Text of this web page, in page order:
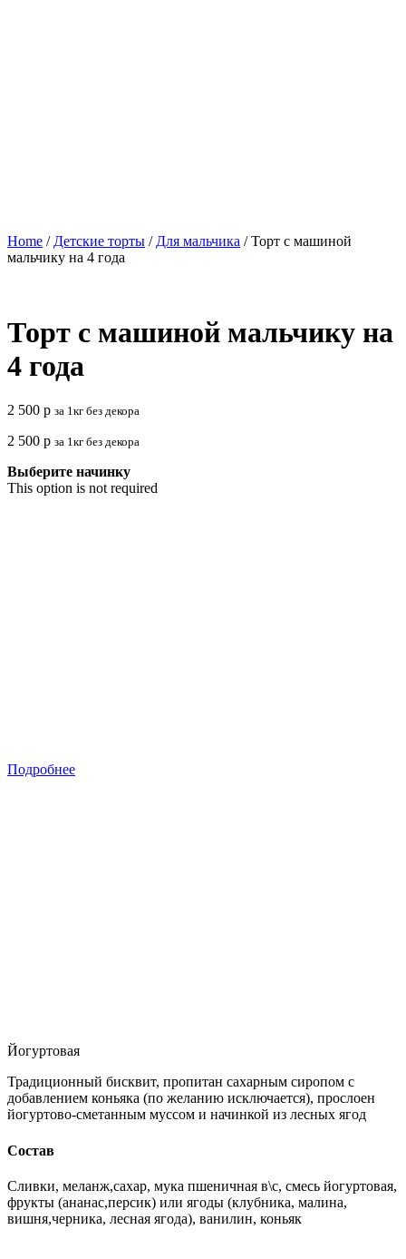
Home / Детские торты / Для мальчика / Торт с машиной
мальчику на 4 года
Торт с машиной мальчику на
4 года
2 500 р за 1кг без декора
2 500 р за 1кг без декора
Выберите начинку
This option is not required
Подробнее
Йогуртовая
Традиционный бисквит, пропитан сахарным сиропом с
добавлением коньяка (по желанию исключается), прослоен
йогуртово-сметанным муссом и начинкой из лесных ягод
Состав
Сливки, меланж,сахар, мука пшеничная в\с, смесь йогуртовая,
фрукты (ананас,персик) или ягоды (клубника, малина,
вишня,черника, лесная ягода), ванилин, коньяк